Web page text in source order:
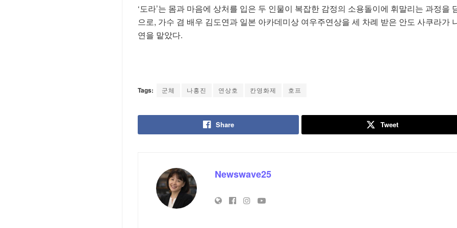
‘도라’는 몸과 마음에 상처를 입은 두 인물이 복잡한 감정의 소용돌이에 휘말리는 과정을
으로, 가수 겸 배우 김도연과 일본 아카데미상 여우주연상을 세 차례 받은 안도 사쿠라가
연을 맡았다.
Tags: 군체 나홍진 연상호 칸영화제 호프
Share Tweet
Newswave25